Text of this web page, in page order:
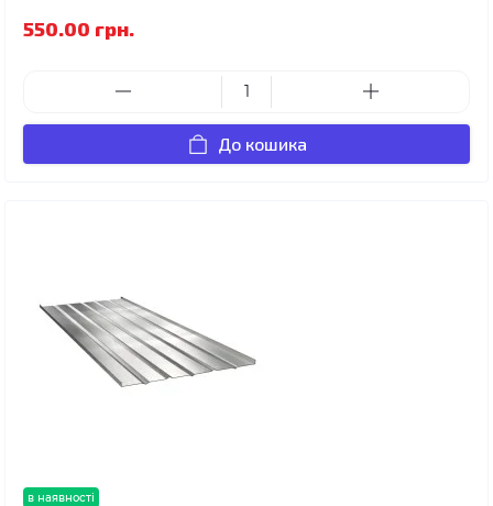
550.00 грн.
До кошика
в наявності